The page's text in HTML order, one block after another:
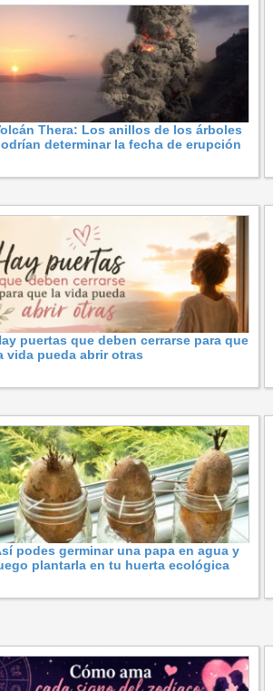
Thera: Los anillos de los árboles
determinar la fecha de erupción
puertas que deben cerrarse para que
vida pueda abrir otras
podes germinar una papa en agua y
plantarla en tu huerta ecológica